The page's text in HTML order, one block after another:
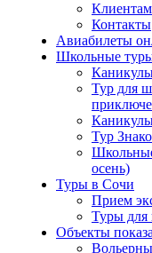
Клиентам
Контакты
Авиабилеты
Школьные
Тур для
Тур
осень)
Туры в Сочи
Прием
Туры для
Объекты показа